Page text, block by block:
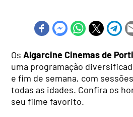
OsAlgarcine Cinemas de
uma programação
e fim de semana, com
todas as idades. Confira os
seu filme favorito.